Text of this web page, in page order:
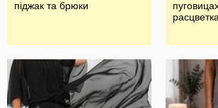
піджак та брюки